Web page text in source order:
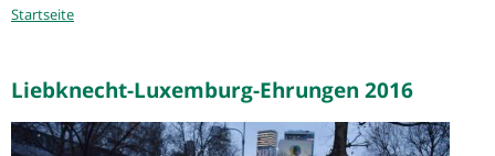
Sie
Startseite
Liebknecht-Luxemburg-Ehrungen 2016